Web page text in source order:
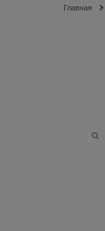
Главная